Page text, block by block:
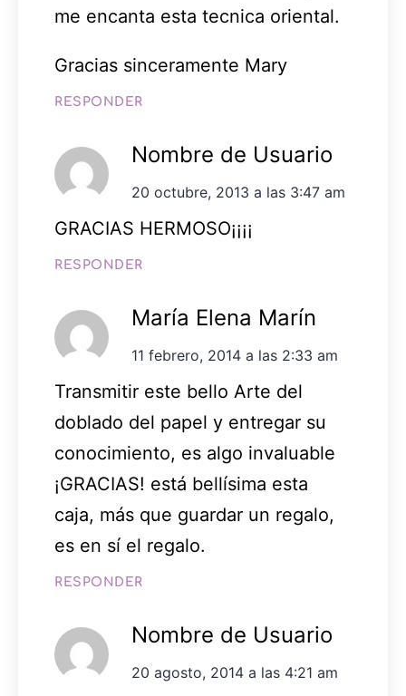
me encanta esta tecnica oriental.
Gracias sinceramente Mary
RESPONDER
Nombre de Usuario
20 octubre, 2013 a las 3:47 am
GRACIAS HERMOSO¡¡¡¡
RESPONDER
María Elena Marín
11 febrero, 2014 a las 2:33 am
Transmitir este bello Arte del
doblado del papel y entregar su
conocimiento, es algo invaluable
¡GRACIAS! está bellísima esta
caja, más que guardar un regalo,
es en sí el regalo.
RESPONDER
Nombre de Usuario
20 agosto, 2014 a las 4:21 am